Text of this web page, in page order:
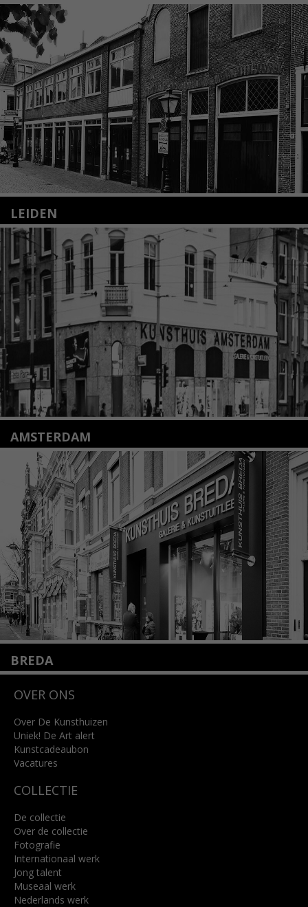
LEIDEN
Nieuwstraat 35
2312 KA Leiden
+31(0)71 – 52 84 480
info@kunsthuisleiden.nl
Lees meer
AMSTERDAM
Amstelveenseweg 135
1075 VX Amsterdam
+31 (0)20 2332546
info@kunsthuisamsterdam.nl
Lees meer
BREDA
4818 SB Breda
info@kunsthuisbreda.nl
Lees meer
OVER ONS
Over De Kunsthuizen
Uniek! De Art alert
Kunstcadeaubon
Vacatures
COLLECTIE
De collectie
Over de collectie
Fotografie
Internationaal werk
Jong talent
Museaal werk
Nederlands werk